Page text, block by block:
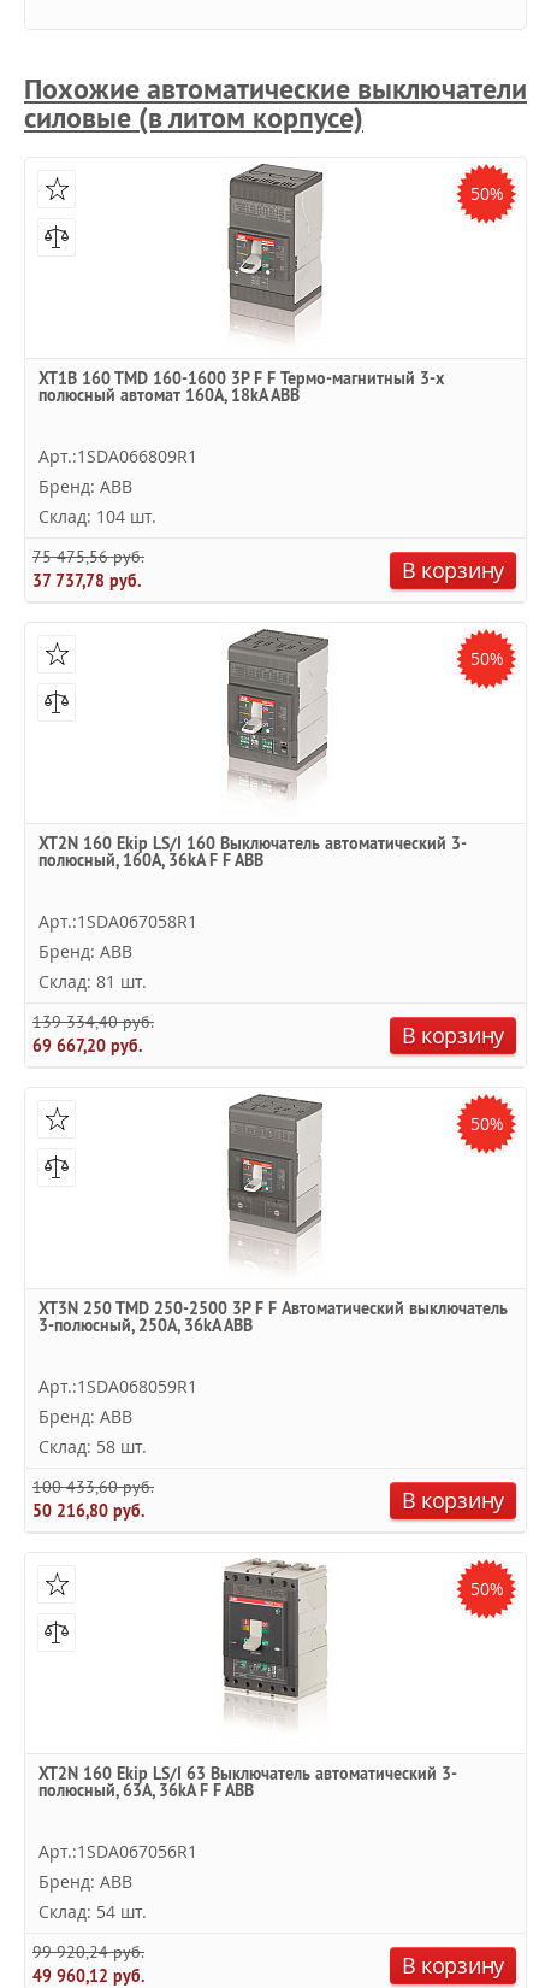
Похожие автоматические выключатели
силовые (в литом корпусе)
50%
XT1B 160 TMD 160-1600 3P F F Термо-магнитный 3-х
полюсный автомат 160А, 18kA ABB
Арт.:1SDA066809R1
Бренд: ABB
Склад: 104 шт.
75 475,56 руб.
37 737,78 руб.
В корзину
50%
XT2N 160 Ekip LS/I 160 Выключатель автоматический 3-
полюсный, 160А, 36kA F F ABB
Арт.:1SDA067058R1
Бренд: ABB
Склад: 81 шт.
139 334,40 руб.
69 667,20 руб.
В корзину
50%
XT3N 250 TMD 250-2500 3P F F Автоматический выключатель
3-полюсный, 250А, 36kA ABB
Арт.:1SDA068059R1
Бренд: ABB
Склад: 58 шт.
100 433,60 руб.
50 216,80 руб.
В корзину
50%
XT2N 160 Ekip LS/I 63 Выключатель автоматический 3-
полюсный, 63А, 36kA F F ABB
Арт.:1SDA067056R1
Бренд: ABB
Склад: 54 шт.
99 920,24 руб.
49 960,12 руб.
В корзину